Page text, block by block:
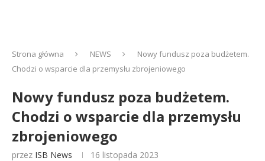
Strona główna NEWS
Nowy fundusz poza budżetem.
Chodzi o wsparcie dla przemysłu zbrojeniowego
Nowy fundusz poza budżetem.
Chodzi o wsparcie dla przemysłu
zbrojeniowego
przez ISB News 16 listopada 2023